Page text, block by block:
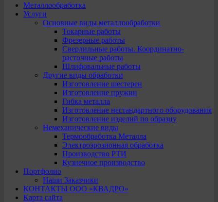
Металлообработка
Услуги
Основные виды металлообработки
Токарные работы
Фрезерные работы
Сверлильные работы. Координатно-
расточные работы
Шлифовальные работы
Другие виды обработки
Изготовление шестерен
Изготовление пружин
Гибка металла
Изготовление нестандартного оборудования
Изготовление изделий по образцу
Немеханические виды
Термообработка Металла
Электроэрозионная обработка
Производство РТИ
Кузнечное производство
Портфолио
Наши Заказчики
КОНТАКТЫ ООО «КВАДРО»
Карта сайта